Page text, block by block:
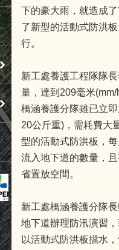
下的豪大雨，就造成
了新型的活動式防洪
行。
新工處養護工程隊隊
量，達到209毫米
橋涵養護分隊雖已立
20公斤重)，需耗費大
型的活動式防洪板，
流入地下道的數量，
省置放空間。
新工處橋涵養護分隊
地下道辦理防汛演習
以活動式防洪板擋水